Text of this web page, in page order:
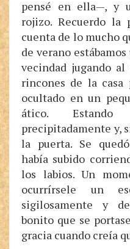
pensé en ella—, y
rojizo. Recuerdo
cuenta de lo mucho
de verano
vecindad jugando
rincones de la casa
ocultado en un
ático.
precipitadamente y,
la puerta. Se
había subido
los labios. Un
ocurrírsele un
sigilosamente y
bonito que se
gracia cuando creía